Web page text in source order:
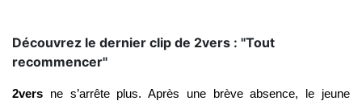
Découvrez le dernier clip de 2vers : "Tout
recommencer"
2vers ne s’arrête plus. Après une brève absence, le jeune